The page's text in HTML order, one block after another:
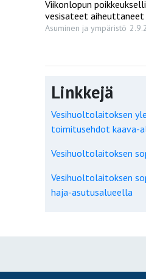
Viikonlopun
vesisateet aiheuttaneet
Asuminen ja ympäristö
Linkkejä
Vesihuoltolaitoksen
toimitusehdot kaava-
Vesihuoltolaitoksen
Vesihuoltolaitoksen
haja-asutusalueella